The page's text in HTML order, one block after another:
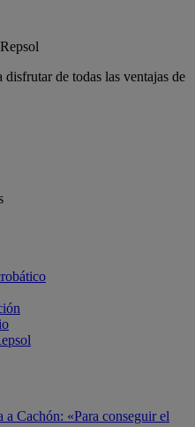
de todas las ventajas de
a Cachón: «Para conseguir el